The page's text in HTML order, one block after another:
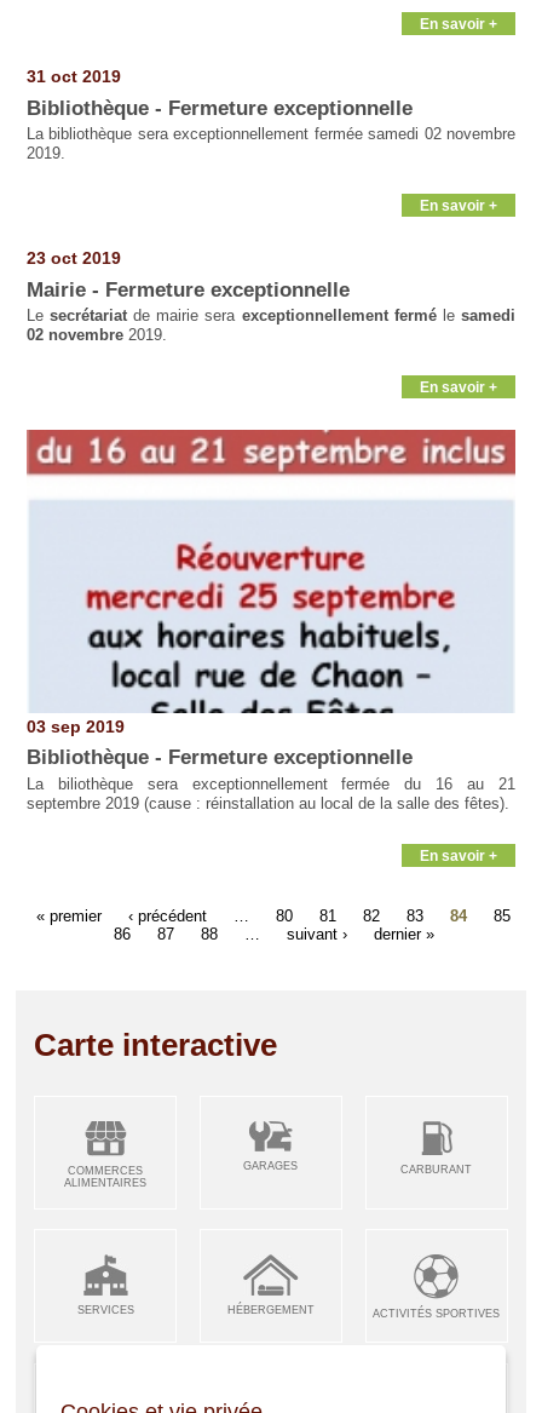
En savoir +
31 oct 2019
Bibliothèque - Fermeture exceptionnelle
La bibliothèque sera exceptionnellement fermée samedi 02 novembre
2019.
En savoir +
23 oct 2019
Mairie - Fermeture exceptionnelle
Lesecrétariat de mairie sera exceptionnellement fermélesamedi
02 novembre2019.
En savoir +
03 sep 2019
Bibliothèque - Fermeture exceptionnelle
La biliothèque sera exceptionnellement fermée du 16 au 21
septembre 2019 (cause : réinstallation au local de la salle des fêtes).
En savoir +
« premier ‹ précédent 80 81 82 83 84
85
86
87 88 suivant › dernier »
Carte interactive
COMMERCES
ALIMENTAIRES
GARAGES CARBURANT
SERVICES HÉBERGEMENT ACTIVITÉS SPORTIVES